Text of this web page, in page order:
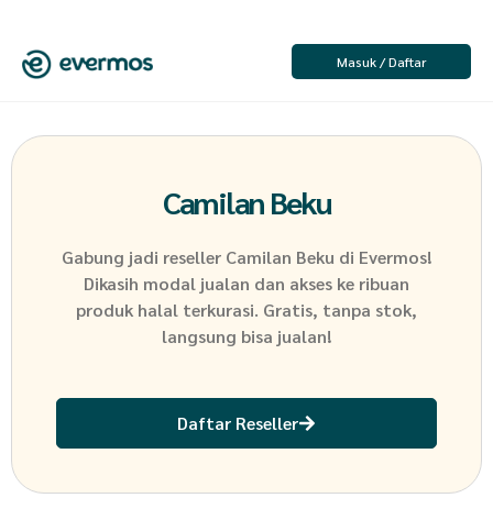
Masuk / Daftar
Camilan Beku
Gabung jadi reseller Camilan Beku di Evermos!
Dikasih modal jualan dan akses ke ribuan
produk halal terkurasi. Gratis, tanpa stok,
langsung bisa jualan!
Daftar Reseller